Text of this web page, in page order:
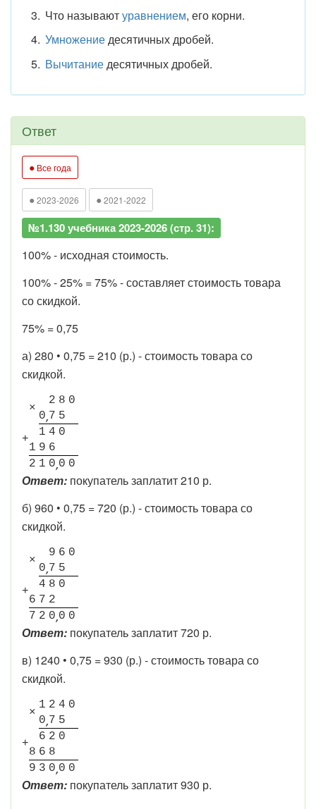
Что называютуравнением, его корни.
Умножениедесятичных дробей.
Вычитаниедесятичных дробей.
Ответ
● Все года
● 2023-2026 ● 2021-2022
№1.130 учебника 2023-2026 (стр. 31):
100% - исходная стоимость.
100% - 25% = 75% - составляет стоимость товара
со скидкой.
75% = 0,75
а) 280 • 0,75 = 210 (р.) - стоимость товара со
скидкой.
×
2 8 0
0 7 5
+
1 4 0
1 9 6
2 1 0 0 0
Ответ: покупатель заплатит 210 р.
б) 960 • 0,75 = 720 (р.) - стоимость товара со
скидкой.
×
9 6 0
0 7 5
+
4 8 0
6 7 2
7 2 0 0 0
Ответ: покупатель заплатит 720 р.
в) 1240 • 0,75 = 930 (р.) - стоимость товара со
скидкой.
×
1 2 4 0
0 7 5
+
6 2 0
8 6 8
9 3 0 0 0
Ответ: покупатель заплатит 930 р.